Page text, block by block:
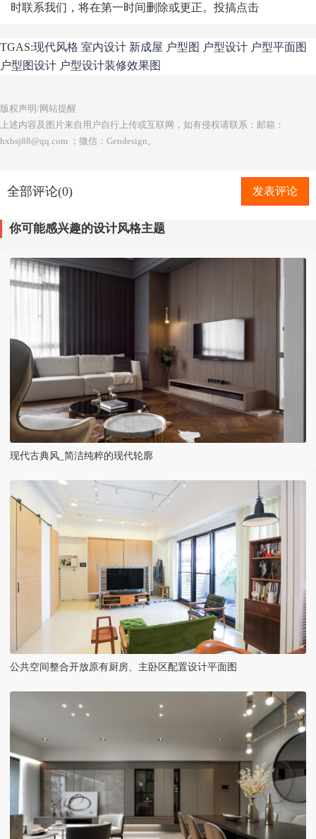
时联系我们，将在第一时间删除或更正。投搞点击
TGAS:现代风格 室内设计 新成屋 户型图 户型设计 户型平面图
户型图设计 户型设计装修效果图
版权声明/网站提醒
上述内容及图片来自用户自行上传或互联网，如有侵权请联系：邮箱：
hxbsj88@qq.com ；微信：Gendesign。
全部评论(0) 发表评论
你可能感兴趣的设计风格主题
现代古典风_简洁纯粹的现代轮廓
公共空间整合开放原有厨房、主卧区配置设计平面图